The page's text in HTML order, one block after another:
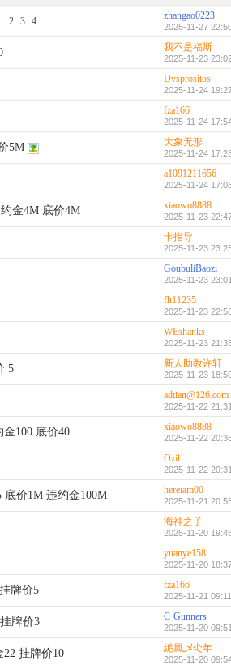
... 2 3 4 zhangao0223
2025-11-27
我不是福斯
2025-11-23
Dysprositos
2025-11-24
fza166
2025-11-24
5M 大象无形
2025-11-24
a1091211656
2025-11-24
金4M 底价4M xiaowo8888
2025-11-23
卡指导
2025-11-23
GoubuliBaozi
2025-11-23 23:01
fh11235
2025-11-23
WEshanks
2025-11-23
5 新人助教许轩
2025-11-23
adtian@126.com
2025-11-22 21:31
金100 底价40 xiaowo8888
2025-11-22
Ozil
2025-11-22 20:31
底价1M 违约金100M hereiam00
2025-11-21
海神之子
2025-11-20
yuanye158
2025-11-20
牌价5 fza166
2025-11-21 09:11
牌价3 C·Gunners
2025-11-20 09:51
22 挂牌价10 縋風乄尐年
2025-11-20